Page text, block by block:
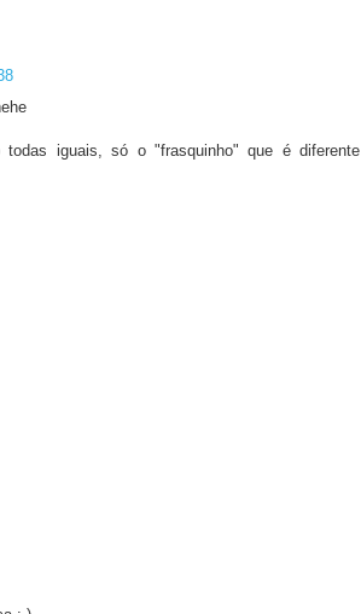
todas iguais, só o "frasquinho" que é diferente